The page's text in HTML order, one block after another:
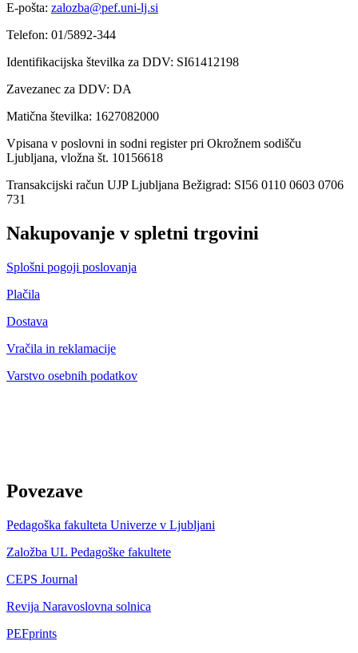
E-pošta: zalozba@pef.uni-lj.si
Telefon: 01/5892-344
Identifikacijska številka za DDV: SI61412198
Zavezanec za DDV: DA
Matična številka: 1627082000
Vpisana v poslovni in sodni register pri Okrožnem sodišču
Ljubljana, vložna št. 10156618
Transakcijski račun UJP Ljubljana Bežigrad: SI56 0110 0603 0706
731
Nakupovanje v spletni trgovini
Splošni pogoji poslovanja
Plačila
Dostava
Vračila in reklamacije
Varstvo osebnih podatkov
Povezave
Pedagoška fakulteta Univerze v Ljubljani
Založba UL Pedagoške fakultete
CEPS Journal
Revija Naravoslovna solnica
PEFprints